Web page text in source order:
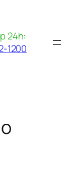
24h:
1200